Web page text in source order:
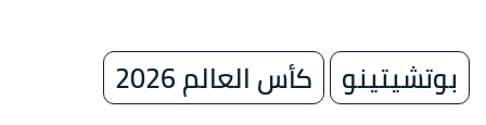
بوتشيتينو
كأس العالم 2026